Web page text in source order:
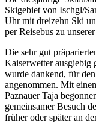
Skigebiet von Ischgl/
Uhr mit dreizehn Ski
per Reisebus zu
Die sehr gut
Kaiserwetter ausgiebig
wurde dankend, für
angenommen. Mit
Paznauer Taja
gemeinsamer Besuch
früher oder später an